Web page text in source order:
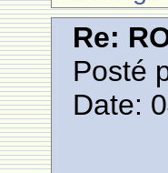
Re:
Posté
Date: